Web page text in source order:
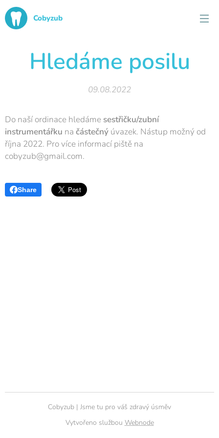
Cobyzub
Hledáme posilu
09.08.2022
Do naší ordinace hledáme sestřičku/zubní
instrumentářku na částečný úvazek. Nástup možný od
října 2022. Pro více informací piště na
cobyzub@gmail.com.
Share
Cobyzub | Jsme tu pro váš zdravý úsměv
Vytvořeno službou Webnode